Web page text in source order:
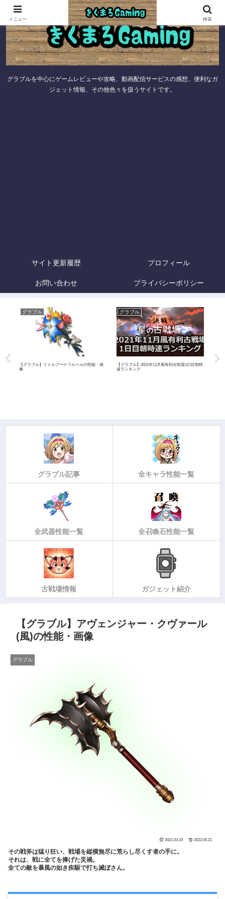
グラブルを中心にゲームレビューや攻略、動画配信サービスの感想、便利なガ
ジェット情報、その他色々を扱うサイトです。
サイト更新履歴 プロフィール
お問い合わせ プライバシーポリシー
グラブル
【グラブル】リトルブーケフルールの性能・画
像
グラブル
【グラブル】2021年11月風有利古戦場1日目朝時
速ランキング
グラブル記事 全キャラ性能一覧
全武器性能一覧 全召喚石性能一覧
古戦場情報 ガジェット紹介
【グラブル】アヴェンジャー・クヴァール
(風)の性能・画像
グラブル
2021.03.19 2022.05.21
その戦斧は猛り狂い、戦場を縦横無尽に荒らし尽くす者の手に。
それは、戦に全てを捧げた災禍。
全ての敵を暴風の如き疾駆で打ち滅ぼさん。
メニュー 検索